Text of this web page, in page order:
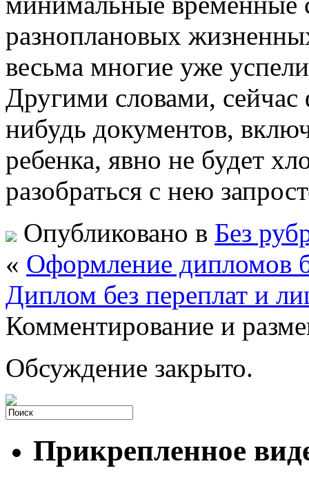
разноплановых
весьма многие уже
Другими словами, сейчас
нибудь документов,
ребенка, явно не будет
разобраться с нею
Опубликовано в Без
« Оформление дипломов
Диплом без переплат и
Комментирование и
Обсуждение закрыто.
Прикрепленное